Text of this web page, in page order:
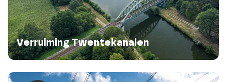
Verruiming Twentekanalen